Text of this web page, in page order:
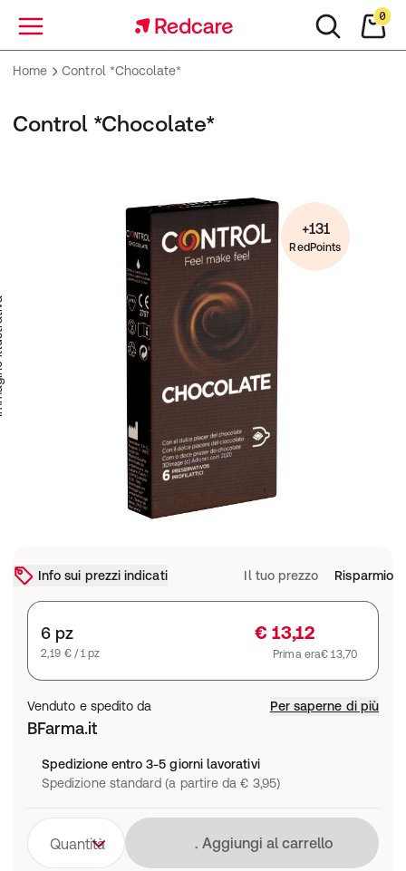
Menu
0
Home Control *Chocolate*
Control *Chocolate*
+131
RedPoints
Info sui prezzi indicati Il tuo prezzo Risparmio
6 pz
2,19 € / 1 pz
€ 13,12
Prima era€ 13,70
Venduto e spedito da Per saperne di più
BFarma.it
Spedizione entro 3-5 giorni lavorativi
Spedizione standard (a partire da € 3,95)
Quantità Caricamento in
Aggiungi al carrello